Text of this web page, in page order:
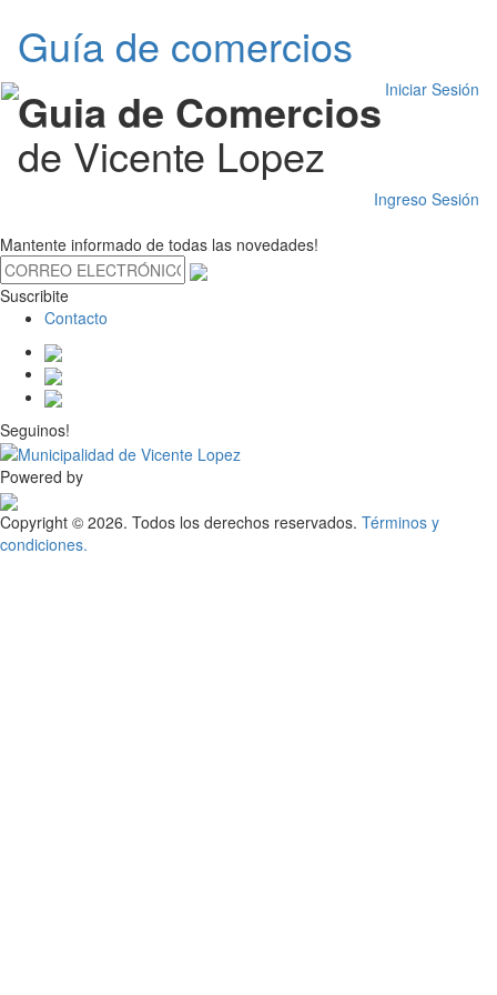
Guía de comercios
Iniciar Sesión
Guia de Comercios
de Vicente Lopez
Ingreso Sesión
Mantente informado de todas las novedades!
Suscribite
Contacto
Seguinos!
Powered by
Copyright © 2026. Todos los derechos reservados. Términos y
condiciones.